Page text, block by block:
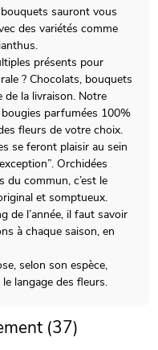
sauront vous
des variétés comme
présents pour
? Chocolats, bouquets
de la livraison. Notre
parfumées 100%
fleurs de votre choix.
se feront plaisir au sein
Orchidées
du commun, c’est le
et somptueux.
de l’année, il faut savoir
à chaque saison, en
selon son espèce,
langage des fleurs.
(37)